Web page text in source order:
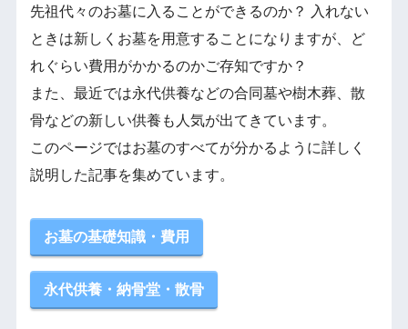
先祖代々のお墓に入ることができるのか？ 入れない
ときは新しくお墓を用意することになりますが、ど
れぐらい費用がかかるのかご存知ですか？
また、最近では永代供養などの合同墓や樹木葬、散
骨などの新しい供養も人気が出てきています。
このページではお墓のすべてが分かるように詳しく
説明した記事を集めています。
お墓の基礎知識・費用
永代供養・納骨堂・散骨